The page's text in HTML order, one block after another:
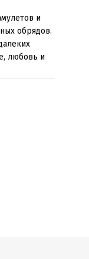
и
обрядов.
любовь и